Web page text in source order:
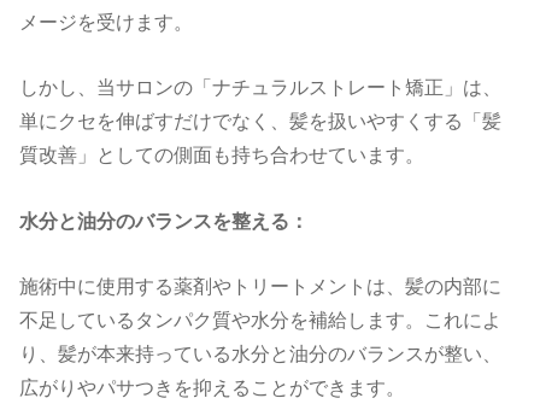
メージを受けます。
しかし、当サロンの「ナチュラルストレート矯正」は、
単にクセを伸ばすだけでなく、髪を扱いやすくする「髪
質改善 」 としての側面も持ち合わせています。
水分と油分のバランスを整える：
施術中に使用する薬剤やトリートメントは、髪の内部に
不足しているタンパク質や水分を補給します。これによ
り、髪が本来持っている水分と油分のバランスが整い、
広がりやパサつきを抑えることができます。